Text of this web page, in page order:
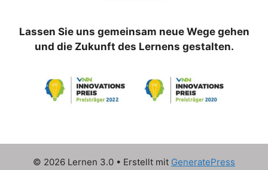
Lassen Sie uns gemeinsam neue Wege gehen
und die Zukunft des Lernens gestalten.
© 2026 Lernen 3.0 • Erstellt mit GeneratePress